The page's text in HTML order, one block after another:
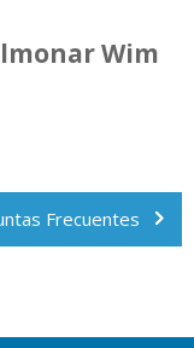
Wim
Frecuentes